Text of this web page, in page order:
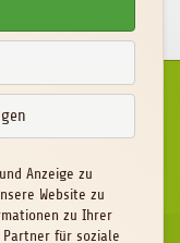
Anzeige zu
Website zu
zu Ihrer
Partner für soziale